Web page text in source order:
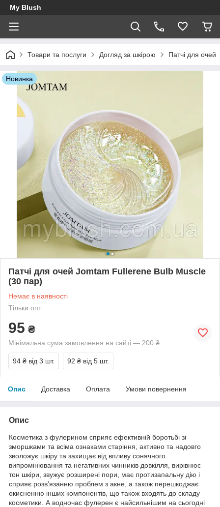
My Blush
Товари та послуги Догляд за шкірою Патчі для очей
Новинка
Патчі для очей Jomtam Fullerene Bulb Muscle
(30 пар)
Немає в наявності
Тільки опт
95 ₴
Мінімальна сума замовлення на сайті — 200 ₴
94 ₴ від 3 шт. 92 ₴ від 5 шт.
Опис Доставка Оплата Умови повернення
Опис
Косметика з фулерином сприяє ефективній боротьбі зі
зморшками та всіма ознаками старіння, активно та надовго
зволожує шкіру та захищає від впливу сонячного
випромінювання та негативних чинників довкілля, вирівнює
тон шкіри, звужує розширені пори, має протизапальну дію і
сприяє розв'язанню проблем з акне, а також перешкоджає
окисненню інших компонентів, що також входять до складу
косметики. А водночас фулерен є найсильнішим на сьогодні